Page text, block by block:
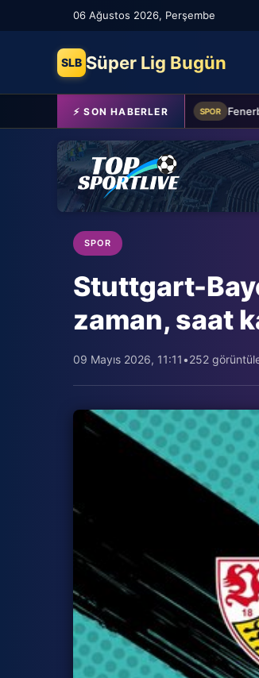
06 Ağustos 2026, Perşembe
SLB Süper Lig Bugün
⚡ SON HABERLER
Beşiktaş'a Youssouf Fofana transferinde müjdeli haber! SPOR
SPOR
Stuttgart-
zaman, saat
09 Mayıs 2026, 11:11•252